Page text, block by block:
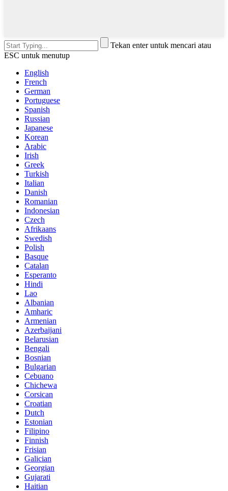
Tekan enter untuk mencari atau
ESC untuk menutup
English
French
German
Portuguese
Spanish
Russian
Japanese
Korean
Arabic
Irish
Greek
Turkish
Italian
Danish
Romanian
Indonesian
Czech
Afrikaans
Swedish
Polish
Basque
Catalan
Esperanto
Hindi
Lao
Albanian
Amharic
Armenian
Azerbaijani
Belarusian
Bengali
Bosnian
Bulgarian
Cebuano
Chichewa
Corsican
Croatian
Dutch
Estonian
Filipino
Finnish
Frisian
Galician
Georgian
Gujarati
Haitian